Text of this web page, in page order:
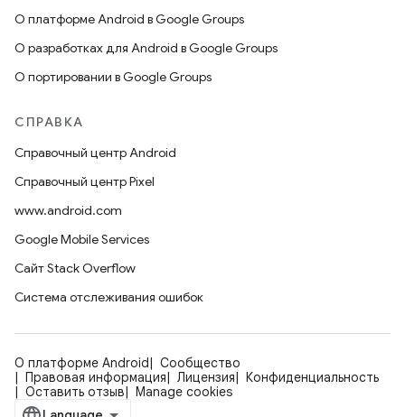
О платформе Android в Google Groups
О разработках для Android в Google Groups
О портировании в Google Groups
СПРАВКА
Справочный центр Android
Справочный центр Pixel
www.android.com
Google Mobile Services
Сайт Stack Overflow
Система отслеживания ошибок
О платформе Android
Сообщество
Правовая информация
Лицензия
Конфиденциальность
Оставить отзыв
Manage cookies